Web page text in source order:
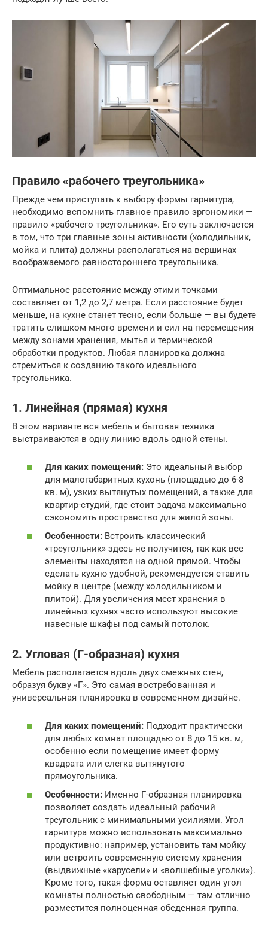
Правило «рабочего треугольника»
Прежде чем приступать к выбору формы гарнитура,
необходимо вспомнить главное правило эргономики —
правило «рабочего треугольника». Его суть заключается
в том, что три главные зоны активности (холодильник,
мойка и плита) должны располагаться на вершинах
воображаемого равностороннего треугольника.
Оптимальное расстояние между этими точками
составляет от 1,2 до 2,7 метра. Если расстояние будет
меньше, на кухне станет тесно, если больше — вы будете
тратить слишком много времени и сил на перемещения
между зонами хранения, мытья и термической
обработки продуктов. Любая планировка должна
стремиться к созданию такого идеального
треугольника.
1. Линейная (прямая) кухня
В этом варианте вся мебель и бытовая техника
выстраиваются в одну линию вдоль одной стены.
Для каких помещений: Это идеальный выбор
для малогабаритных кухонь (площадью до 6-8
кв. м), узких вытянутых помещений, а также для
квартир-студий, где стоит задача максимально
сэкономить пространство для жилой зоны.
Особенности: Встроить классический
«треугольник» здесь не получится, так как все
элементы находятся на одной прямой. Чтобы
сделать кухню удобной, рекомендуется ставить
мойку в центре (между холодильником и
плитой). Для увеличения мест хранения в
линейных кухнях часто используют высокие
навесные шкафы под самый потолок.
2. Угловая (Г-образная) кухня
Мебель располагается вдоль двух смежных стен,
образуя букву «Г». Это самая востребованная и
универсальная планировка в современном дизайне.
Для каких помещений: Подходит практически
для любых комнат площадью от 8 до 15 кв. м,
особенно если помещение имеет форму
квадрата или слегка вытянутого
прямоугольника.
Особенности: Именно Г-образная планировка
позволяет создать идеальный рабочий
треугольник с минимальными усилиями. Угол
гарнитура можно использовать максимально
продуктивно: например, установить там мойку
или встроить современную систему хранения
(выдвижные «карусели» и «волшебные уголки»).
Кроме того, такая форма оставляет один угол
комнаты полностью свободным — там отлично
разместится полноценная обеденная группа.